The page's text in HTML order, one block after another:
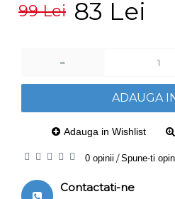
99 Lei 83 Lei
-
ADAUGA
Adauga in Wishlist
0 opinii /Spune-ti
Contactati-ne